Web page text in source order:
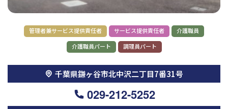
管理者兼サービス提供責任者 サービス提供責任者
介護職員
介護職員パート
調理員パート
千葉県鎌ヶ谷市北中沢二丁目7番31号
029-212-5252